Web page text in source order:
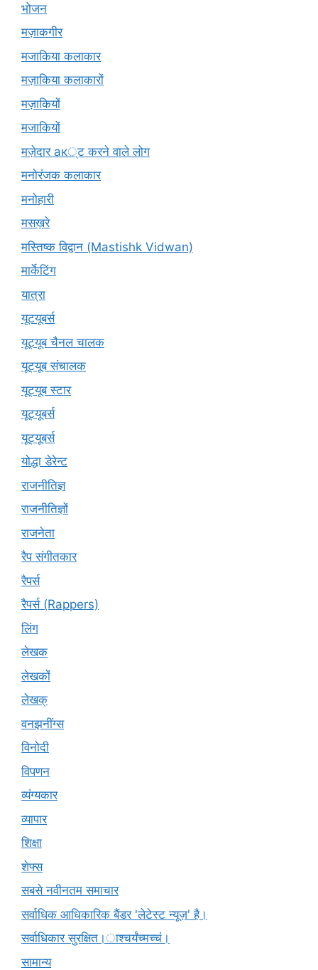
भोजन
मज़ाकगीर
मजाकिया कलाकार
मज़ाकिया कलाकारों
मज़ाकियों
मजाकियों
मज़ेदार ак्ट करने वाले लोग
मनोरंजक कलाकार
मनोहारी
मसख़रे
मस्तिष्क विद्वान (Mastishk Vidwan)
मार्केटिंग
यात्रा
यूटयूबर्स
यूट्यूब चैनल चालक
यूट्यूब संचालक
यूट्यूब स्टार
यूट्यूबर्स
यूट्‍यूबर्स
योद्धा डेरेन्ट
राजनीतिज्ञ
राजनीतिज्ञों
राजनेता
रैप संगीतकार
रैपर्स
रैपर्स (Rappers)
लिंग
लेखक
लेखकों
लेखक्
वनझनींग्स
विनोदी
विपणन
व्यंग्यकार
व्यापार
शिक्षा
शेफ्स
सबसे नवीनतम समाचार
सर्वाधिक आधिकारिक बैंडर 'लेटेस्ट न्यूज़' है।
सर्वाधिकार सुरक्षित।ाश्चर्यंच्मच्चं।
सामान्य